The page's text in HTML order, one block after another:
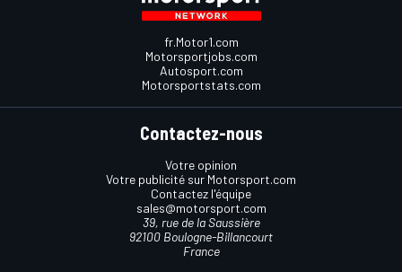
fr.Motor1.com
Motorsportjobs.com
Autosport.com
Motorsportstats.com
Contactez-nous
Votre opinion
Votre publicité sur Motorsport.com
Contactez l'équipe
sales@motorsport.com
39, rue de la Saussière
92100 Boulogne-Billancourt
France